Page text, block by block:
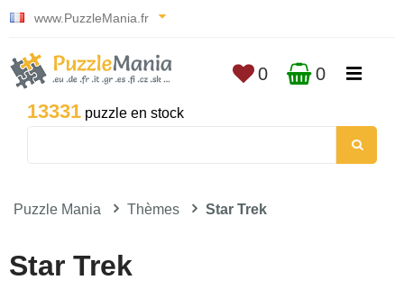
www.PuzzleMania.fr
13331 puzzle en stock
0 0
Puzzle Mania Thèmes Star Trek
Star Trek